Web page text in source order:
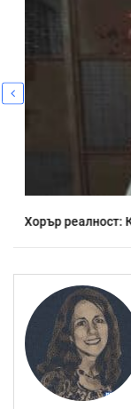
Хорър реалност: